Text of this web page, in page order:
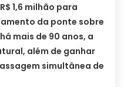
1,6 milhão para
da ponte sobre
mais de 90 anos, a
além de ganhar
simultânea de